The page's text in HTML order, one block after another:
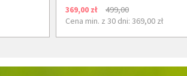
369,00 zł
499,00
Cena min. z 30 dni: 369,00 zł